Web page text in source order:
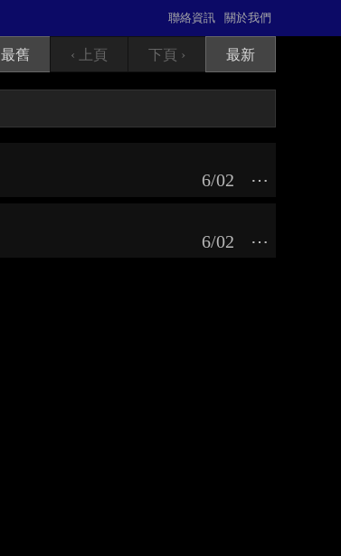
關於我們
聯絡資訊
最舊 ‹ 上頁 下頁 › 最新
⋯
6/02
⋯
6/02